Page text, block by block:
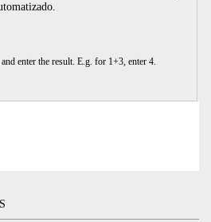
enter the result. E.g. for 1+3, enter 4.